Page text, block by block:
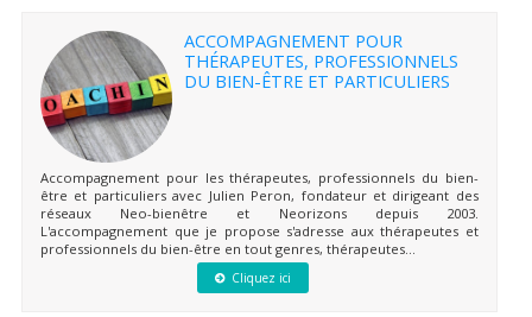
ACCOMPAGNEMENT POUR
THÉRAPEUTES, PROFESSIONNELS
DU BIEN-ÊTRE ET PARTICULIERS
Accompagnement pour les thérapeutes, professionnels du bien-
être et particuliers avec Julien Peron, fondateur et dirigeant des
réseaux Neo-bienêtre et Neorizons depuis 2003.
L'accompagnement que je propose s'adresse aux thérapeutes et
professionnels du bien-être en tout genres, thérapeutes...
Cliquez ici